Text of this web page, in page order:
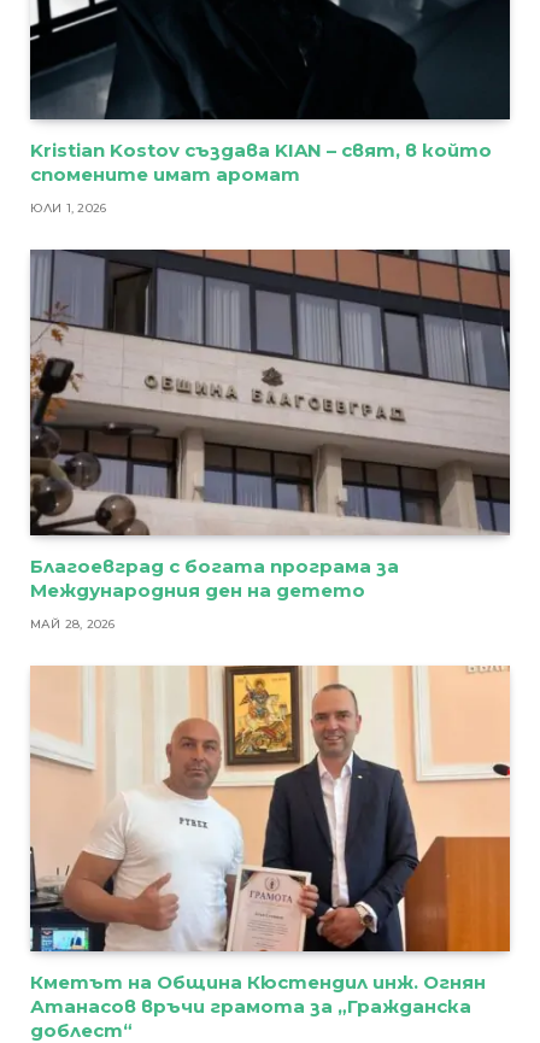
Kristian Kostov създава KIAN – свят, в който
спомените имат аромат
ЮЛИ 1, 2026
Благоевград с богата програма за
Международния ден на детето
МАЙ 28, 2026
Кметът на Община Кюстендил инж. Огнян
Атанасов връчи грамота за „Гражданска
доблест“